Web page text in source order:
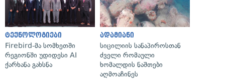
ტექნოლოგიები
Firebird-მა სომხეთში
რეგიონში უდიდესი AI
ქარხანა გახსნა
ადამიანი
სიცილიის სანაპიროსთან
ძველი რომაული
ხომალდის ნაშთები
აღმოაჩინეს